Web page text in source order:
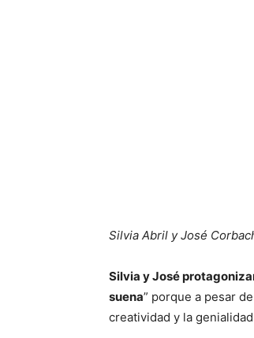
Silvia Abril y José
Silvia y José
suena” porque a pesar
creatividad y la